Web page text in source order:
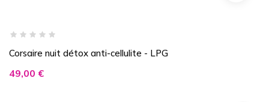
Corsaire nuit détox anti-cellulite - LPG
Prix
49,00 €